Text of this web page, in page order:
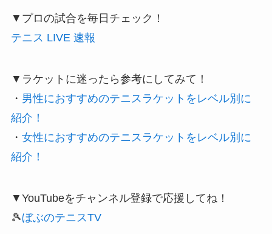
▼プロの試合を毎日チェック！
テニス LIVE 速報
▼ラケットに迷ったら参考にしてみて！
・ 男性におすすめのテニスラケットをレベル別に
紹介！
・ 女性におすすめのテニスラケットをレベル別に
紹介！
▼YouTubeをチャンネル登録で応援してね！
🎾ぼぶのテニスTV